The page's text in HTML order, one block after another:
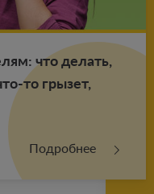
что де­лать,
то гры­зет,
Подробнее